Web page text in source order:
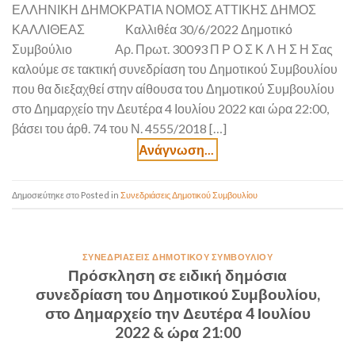
ΕΛΛΗΝΙΚΗ ΔΗΜΟΚΡΑΤΙΑ ΝΟΜΟΣ ΑΤΤΙΚΗΣ ΔΗΜΟΣ
ΚΑΛΛΙΘΕΑΣ Καλλιθέα 30/6/2022 Δημοτικό
Συμβούλιο Αρ. Πρωτ. 30093 Π Ρ Ο Σ Κ Λ Η Σ Η Σας
καλούμε σε τακτική συνεδρίαση του Δημοτικού Συμβουλίου
που θα διεξαχθεί στην αίθουσα του Δημοτικού Συμβουλίου
στο Δημαρχείο την Δευτέρα 4 Ιουλίου 2022 και ώρα 22:00,
βάσει του άρθ. 74 του Ν. 4555/2018 […]
Posted in Συνεδριάσεις Δημοτικού Συμβουλίου
ΣΥΝΕΔΡΙΆΣΕΙΣ ΔΗΜΟΤΙΚΟΎ ΣΥΜΒΟΥΛΊΟΥ
Πρόσκληση σε ειδική δημόσια
συνεδρίαση του Δημοτικού Συμβουλίου,
στο Δημαρχείο την Δευτέρα 4 Ιουλίου
2022 & ώρα 21:00